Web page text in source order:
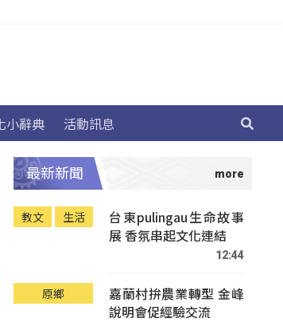
小辭典 活動訊息
最新新聞
教文 生活
台東pulingau生命故事
展 香氛串起文化連結
12:44
原鄉
嘉蘭村拚農業轉型 金峰
說明會促經驗交流